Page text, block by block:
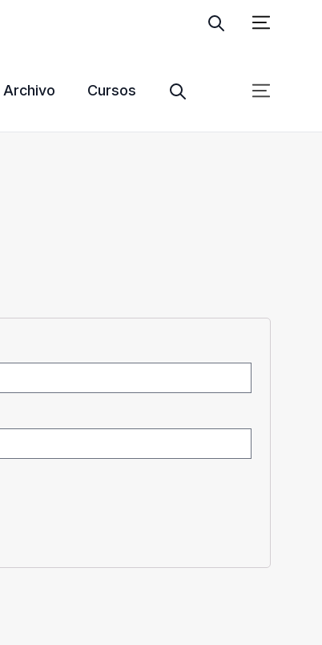
Suscribite
Archivo Cursos